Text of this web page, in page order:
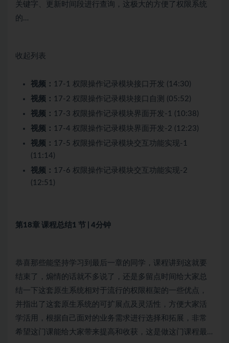
关键字、更新时间段进行查询，这极大的方便了权限系统
的…
收起列表
视频： 17-1 权限操作记录模块接口开发 (14:30)
视频： 17-2 权限操作记录模块接口自测 (05:52)
视频： 17-3 权限操作记录模块界面开发-1 (10:38)
视频： 17-4 权限操作记录模块界面开发-2 (12:23)
视频： 17-5 权限操作记录模块交互功能实现-1
(11:14)
视频： 17-6 权限操作记录模块交互功能实现-2
(12:51)
第18章 课程总结1 节 | 4分钟
恭喜那些能坚持学习到最后一章的同学，课程讲到这就要
结束了，煽情的话就不多说了，还是多留点时间给大家总
结一下这套原生系统相对于流行的权限框架的一些优点，
并指出了这套原生系统的可扩展点及灵活性，方便大家活
学活用，根据自己面对的业务需求进行选择和拓展，非常
希望这门课能给大家带来提高和收获，这是做这门课程最…